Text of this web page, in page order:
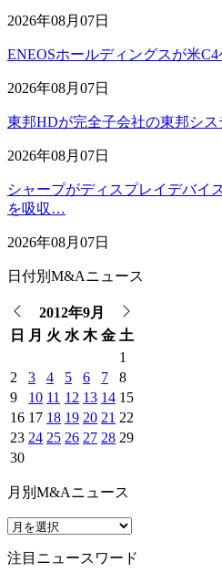
2026年08月07日
ENEOSホールディングスが米
2026年08月07日
東邦HDが完全子会社の東邦シ
2026年08月07日
シャープがディスプレイデバイ
を吸収…
2026年08月07日
日付別M&Aニュース
2012年9月
日
月 火 水 木 金 土
1
2
3 4 5 6 7
8
9
10 11 12 13 14 15
16 17 18 19 20 21 22
23 24 25 26 27 28 29
30
月別M&Aニュース
注目ニュースワード